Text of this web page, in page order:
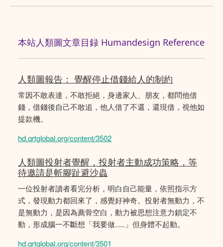
本站人類圖文章目録 Humandesign Reference
人類圖報告： 覺醒停止借錢給人的制約
常因不敢表達，不敢拒絕，身邊家人、朋友，都問他借
錢，借錢後自己不敢追，他人借了不還，還現借，視他如
提款機。
hd.qrtglobal.org/content/3502
人類圖投射者覺醒，投射者主動成功策略，等
待邀請是斬腳趾避沙蟲
一位投射者讀者看完分析，明白自己能量，依照指示方
式，發現動力都回來了，感覺好神奇。投射者無動力，不
是無動力，是因為薦骨空白，動力被思想注意力鎖定不
動，形成腦一不斷想「我要做.....」但身體不起動。
hd.qrtglobal.org/content/3501